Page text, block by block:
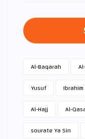
Al-Baqarah
Yusuf
Ibrahim
Al-Hajj
Al-
sourate Ya Sin